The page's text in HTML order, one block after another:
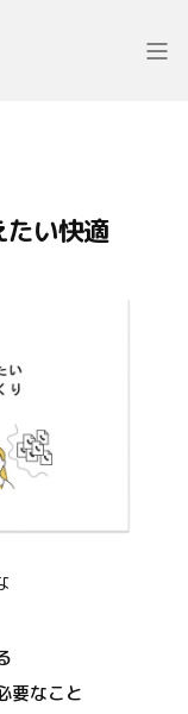
たい快適
要なこと